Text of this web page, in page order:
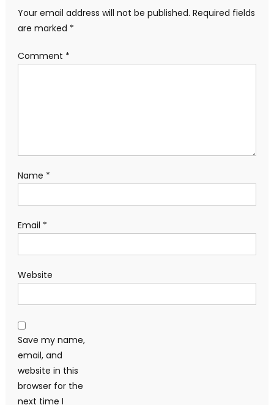
Your email address will not be published. Required fields
are marked *
Comment *
Name *
Email *
Website
Save my name,
email, and
website in this
browser for the
next time I